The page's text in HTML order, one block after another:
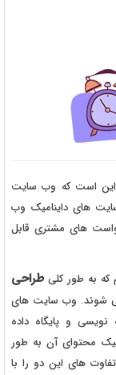
این است که وب سایت
های داینامیک وب
های مشتری قابل
که به طور کلیطراحی
شوند. وب سایت های
و پایگاه داده
محتوای آن به طور
های این دو را با